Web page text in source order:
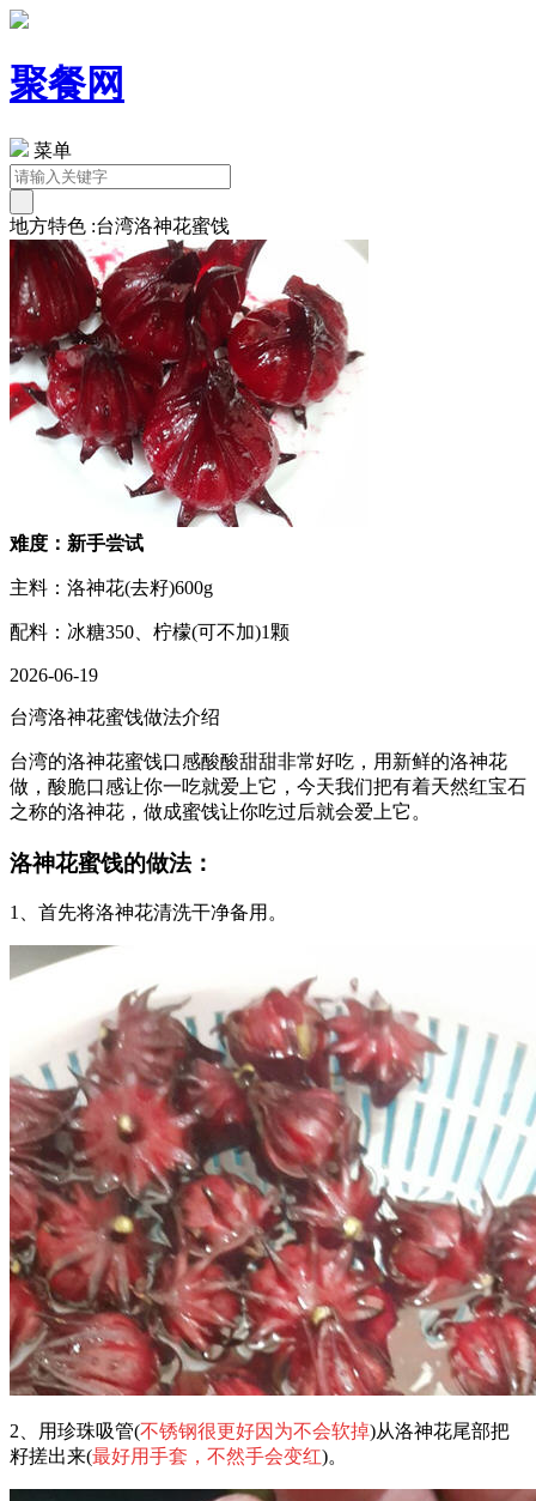
聚餐网
菜单
地方特色 :台湾洛神花蜜饯
难度：新手尝试
主料：洛神花(去籽)600g
配料：冰糖350、柠檬(可不加)1颗
2026-06-19
台湾洛神花蜜饯做法介绍
台湾的洛神花蜜饯口感酸酸甜甜非常好吃，用新鲜的洛神花
做，酸脆口感让你一吃就爱上它，今天我们把有着天然红宝石
之称的洛神花，做成蜜饯让你吃过后就会爱上它。
洛神花蜜饯的做法：
1、首先将洛神花清洗干净备用。
2、用珍珠吸管(不锈钢很更好因为不会软掉)从洛神花尾部把
籽搓出来(最好用手套，不然手会变红)。